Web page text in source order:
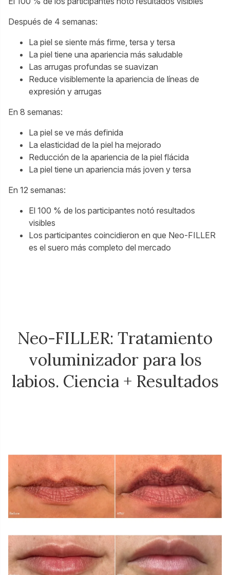
Después de 4 semanas:
La piel se siente más firme, tersa y tersa
La piel tiene una apariencia más saludable
Las arrugas profundas se suavizan
Reduce visiblemente la apariencia de líneas de
expresión y arrugas
En 8 semanas:
La piel se ve más definida
La elasticidad de la piel ha mejorado
Reducción de la apariencia de la piel flácida
La piel tiene un apariencia más joven y tersa
En 12 semanas:
El 100 % de los participantes notó resultados
visibles
Los participantes coincidieron en que Neo-FILLER
es el suero más completo del mercado
Neo-FILLER: Tratamiento
voluminizador para los
labios. Ciencia + Resultados